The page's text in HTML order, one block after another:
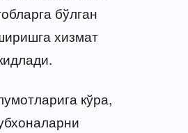
бўлган
хизмат
кўра,